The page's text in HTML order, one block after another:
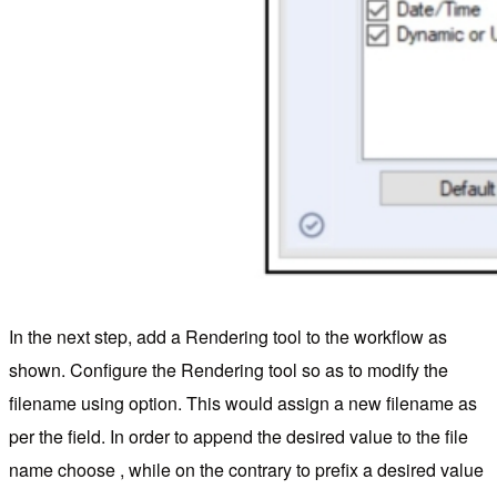
In the next step, add a Rendering tool to the workflow as
shown. Configure the Rendering tool so as to modify the
filename using option. This would assign a new filename as
per the field. In order to append the desired value to the file
name choose , while on the contrary to prefix a desired value